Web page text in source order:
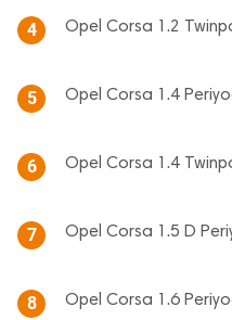
4 Opel Corsa 1.2
5 Opel Corsa 1.4
6 Opel Corsa 1.4
7 Opel Corsa 1.5 D
8 Opel Corsa 1.6